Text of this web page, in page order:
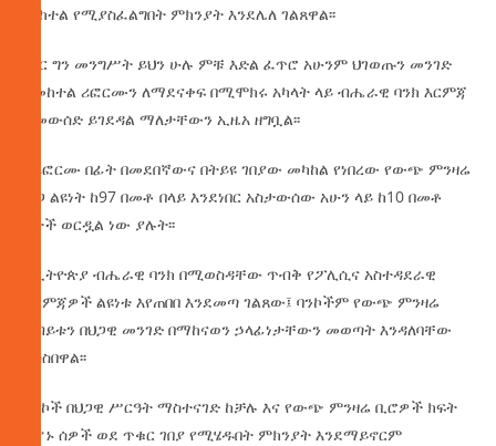
መከተል የሚያስፈልግበት ምክንያት እንደሌለ ገልጸዋል፡፡
ነገር ግን መንግሥት ይህን ሁሉ ምቹ እድል ፈጥሮ አሁንም ህገወጡን መንገድ
በመከተል ሪፎርሙን ለማደናቀፍ በሚሞክሩ አካላት ላይ ብሔራዊ ባንክ እርምጃ
ለመውሰድ ይገደዳል ማለታቸውን ኢዜአ ዘግቧል፡፡
ከሪፎርሙ በፊት በመደበኛውና በትይዩ ገበያው መካከል የነበረው የውጭ ምንዛሬ
ዋጋ ልዩነት ከ97 በመቶ በላይ እንደነበር አስታውሰው አሁን ላይ ከ10 በመቶ
በታች ወርዷል ነው ያሉት፡፡
የኢትዮጵያ ብሔራዊ ባንክ በሚወስዳቸው ጥብቅ የፖሊሲና አስተዳደራዊ
እርምጃዎች ልዩነቱ እየጠበበ እንደመጣ ገልጸው፤ ባንኮችም የውጭ ምንዛሬ
ግብይቱን በህጋዊ መንገድ በማከናወን ኃላፊነታቸውን መወጣት እንዳለባቸው
አሳስበዋል፡፡
ባንኮች በህጋዊ ሥርዓት ማስተናገድ ከቻሉ እና የውጭ ምንዛሬ ቢሮዎች ክፍት
ከሆኑ ሰዎች ወደ ጥቁር ገበያ የሚሄዱበት ምክንያት እንደማይኖርም